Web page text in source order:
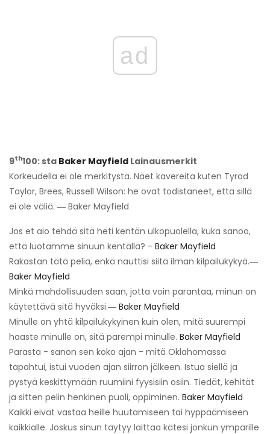
ad
9th100: sta Baker Mayfield Lainausmerkit
Korkeudella ei ole merkitystä. Näet kavereita kuten Tyrod
Taylor, Brees, Russell Wilson: he ovat todistaneet, että sillä
ei ole väliä. ― Baker Mayfield
Jos et aio tehdä sitä heti kentän ulkopuolella, kuka sanoo,
että luotamme sinuun kentällä? - Baker Mayfield
Rakastan tätä peliä, enkä nauttisi siitä ilman kilpailukykyä.―
Baker Mayfield
Minkä mahdollisuuden saan, jotta voin parantaa, minun on
käytettävä sitä hyväksi.― Baker Mayfield
Minulle on yhtä kilpailukykyinen kuin olen, mitä suurempi
haaste minulle on, sitä parempi minulle. Baker Mayfield
Parasta - sanon sen koko ajan - mitä Oklahomassa
tapahtui, istui vuoden ajan siirron jälkeen. Istua siellä ja
pystyä keskittymään ruumiini fyysisiin osiin. Tiedät, kehität
ja sitten pelin henkinen puoli, oppiminen. Baker Mayfield
Kaikki eivät vastaa heille huutamiseen tai hyppäämiseen
kaikkialle. Joskus sinun täytyy laittaa kätesi jonkun ympärille